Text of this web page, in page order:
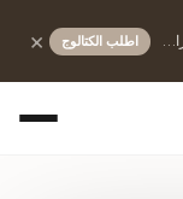
حبال مكرمية مباشرة من المصنع في أوشاك، تركيا — خيارات من القطن والبوليستر والجوت والحبال المجدولة للصنّاع والعلامات التجارية وتجار التجزئة ومشتري الكميات. اطلب الكتالوج ×